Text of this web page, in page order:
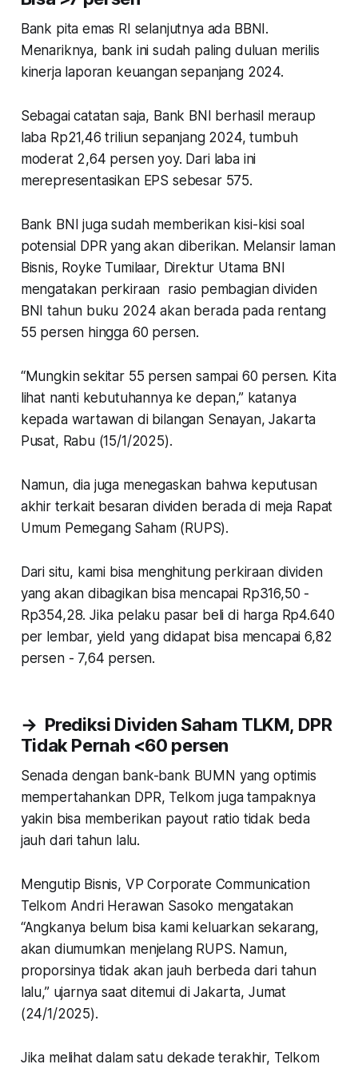
Bank pita emas RI selanjutnya ada BBNI.
Menariknya, bank ini sudah paling duluan merilis
kinerja laporan keuangan sepanjang 2024.
Sebagai catatan saja, Bank BNI berhasil meraup
laba Rp21,46 triliun sepanjang 2024, tumbuh
moderat 2,64 persen yoy. Dari laba ini
merepresentasikan EPS sebesar 575.
Bank BNI juga sudah memberikan kisi-kisi soal
potensial DPR yang akan diberikan. Melansir laman
Bisnis, Royke Tumilaar, Direktur Utama BNI
mengatakan perkiraan rasio pembagian dividen
BNI tahun buku 2024 akan berada pada rentang
55 persen hingga 60 persen.
“Mungkin sekitar 55 persen sampai 60 persen. Kita
lihat nanti kebutuhannya ke depan,” katanya
kepada wartawan di bilangan Senayan, Jakarta
Pusat, Rabu (15/1/2025).
Namun, dia juga menegaskan bahwa keputusan
akhir terkait besaran dividen berada di meja Rapat
Umum Pemegang Saham (RUPS).
Dari situ, kami bisa menghitung perkiraan dividen
yang akan dibagikan bisa mencapai Rp316,50 -
Rp354,28. Jika pelaku pasar beli di harga Rp4.640
per lembar, yield yang didapat bisa mencapai 6,82
persen - 7,64 persen.
→ Prediksi Dividen Saham TLKM, DPR
Tidak Pernah <60 persen
Senada dengan bank-bank BUMN yang optimis
mempertahankan DPR, Telkom juga tampaknya
yakin bisa memberikan payout ratio tidak beda
jauh dari tahun lalu.
Mengutip Bisnis, VP Corporate Communication
Telkom Andri Herawan Sasoko mengatakan
“Angkanya belum bisa kami keluarkan sekarang,
akan diumumkan menjelang RUPS. Namun,
proporsinya tidak akan jauh berbeda dari tahun
lalu,” ujarnya saat ditemui di Jakarta, Jumat
(24/1/2025).
Jika melihat dalam satu dekade terakhir, Telkom